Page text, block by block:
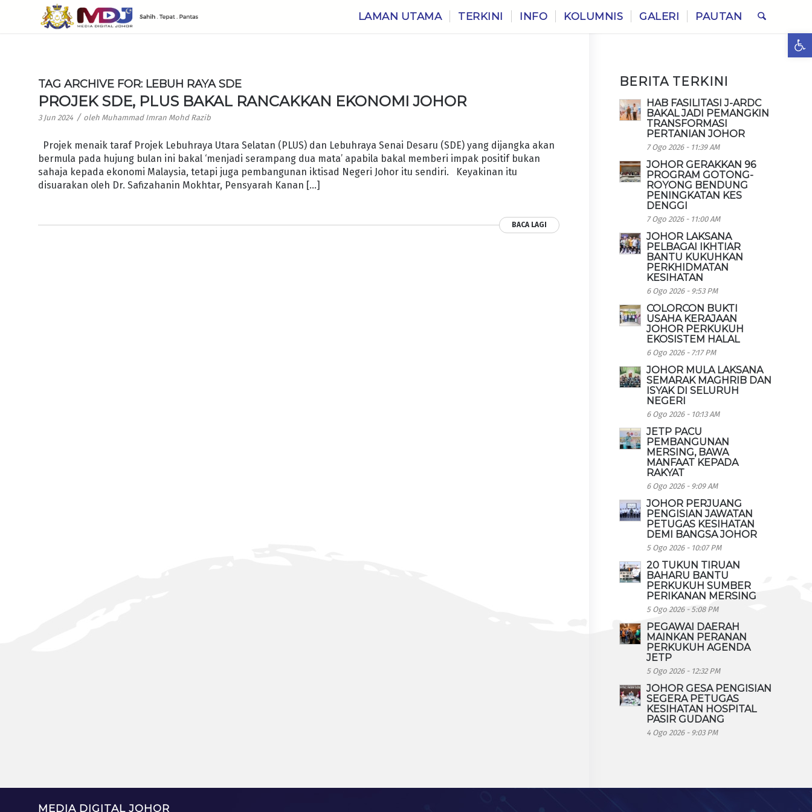
LAMAN UTAMA TERKINI INFO KOLUMNIS GALERI PAUTAN
TAG ARCHIVE FOR: LEBUH RAYA SDE
PROJEK SDE, PLUS BAKAL RANCAKKAN EKONOMI JOHOR
3 Jun 2024 / oleh Muhammad Imran Mohd Razib
Projek menaik taraf Projek Lebuhraya Utara Selatan (PLUS) dan Lebuhraya Senai Desaru (SDE) yang dijangka akan
bermula pada hujung bulan ini bakal ‘menjadi serampang dua mata’ apabila bakal memberi impak positif bukan
sahaja kepada ekonomi Malaysia, tetapi juga pembangunan iktisad Negeri Johor itu sendiri. Keyakinan itu
disuarakan oleh Dr. Safizahanin Mokhtar, Pensyarah Kanan […]
BACA LAGI
BERITA TERKINI
HAB FASILITASI J-ARDC
BAKAL JADI PEMANGKIN
TRANSFORMASI
PERTANIAN JOHOR
7 Ogo 2026 - 11:39 AM
JOHOR GERAKKAN 96
PROGRAM GOTONG-
ROYONG BENDUNG
PENINGKATAN KES
DENGGI
7 Ogo 2026 - 11:00 AM
JOHOR LAKSANA
PELBAGAI IKHTIAR
BANTU KUKUHKAN
PERKHIDMATAN
KESIHATAN
6 Ogo 2026 - 9:53 PM
COLORCON BUKTI
USAHA KERAJAAN
JOHOR PERKUKUH
EKOSISTEM HALAL
6 Ogo 2026 - 7:17 PM
JOHOR MULA LAKSANA
SEMARAK MAGHRIB DAN
ISYAK DI SELURUH
NEGERI
6 Ogo 2026 - 10:13 AM
JETP PACU
PEMBANGUNAN
MERSING, BAWA
MANFAAT KEPADA
RAKYAT
6 Ogo 2026 - 9:09 AM
JOHOR PERJUANG
PENGISIAN JAWATAN
PETUGAS KESIHATAN
DEMI BANGSA JOHOR
5 Ogo 2026 - 10:07 PM
20 TUKUN TIRUAN
BAHARU BANTU
PERKUKUH SUMBER
PERIKANAN MERSING
5 Ogo 2026 - 5:08 PM
PEGAWAI DAERAH
MAINKAN PERANAN
PERKUKUH AGENDA
JETP
5 Ogo 2026 - 12:32 PM
JOHOR GESA PENGISIAN
SEGERA PETUGAS
KESIHATAN HOSPITAL
PASIR GUDANG
4 Ogo 2026 - 9:03 PM
MEDIA DIGITAL JOHOR